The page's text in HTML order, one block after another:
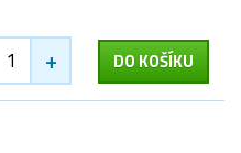
+ DO KOŠÍKU